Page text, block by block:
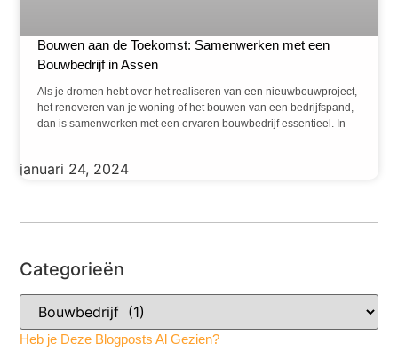
Categorieën
Heb je Deze Blogposts Al Gezien?
Bouwen aan de Toekomst: Samenwerken met een
Bouwbedrijf in Assen
Als je dromen hebt over het realiseren van een nieuwbouwproject,
het renoveren van je woning of het bouwen van een bedrijfspand,
dan is samenwerken met een ervaren bouwbedrijf essentieel. In
januari 24, 2024